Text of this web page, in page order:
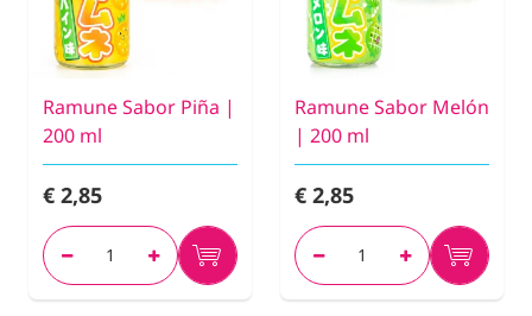
Ramune Sabor Piña |
200 ml
€ 2,85
Ramune Sabor Melón
| 200 ml
€ 2,85